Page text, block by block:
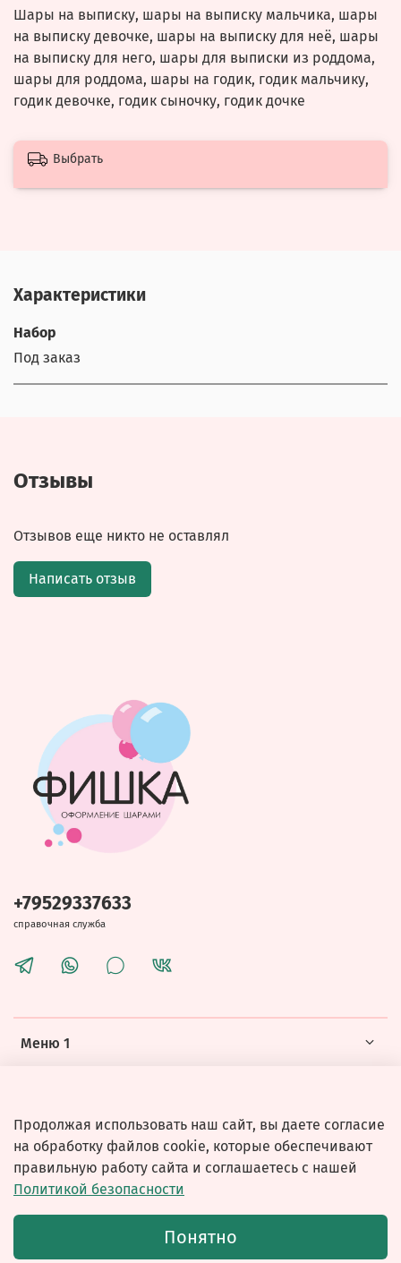
Шары на выписку, шары на выписку мальчика, шары
на выписку девочке, шары на выписку для неё, шары
на выписку для него, шары для выписки из роддома,
шары для роддома, шары на годик, годик мальчику,
годик девочке, годик сыночку, годик дочке
Выбрать
Характеристики
Набор
Под заказ
Отзывы
Отзывов еще никто не оставлял
Написать отзыв
Меню 1
+79529337633
справочная служба
© 2026 Любое использование контента без письменного
Продолжая использовать наш сайт, вы даете согласие
на обработку файлов cookie, которые обеспечивают
правильную работу сайта и соглашаетесь с нашей
Политикой безопасности
Понятно